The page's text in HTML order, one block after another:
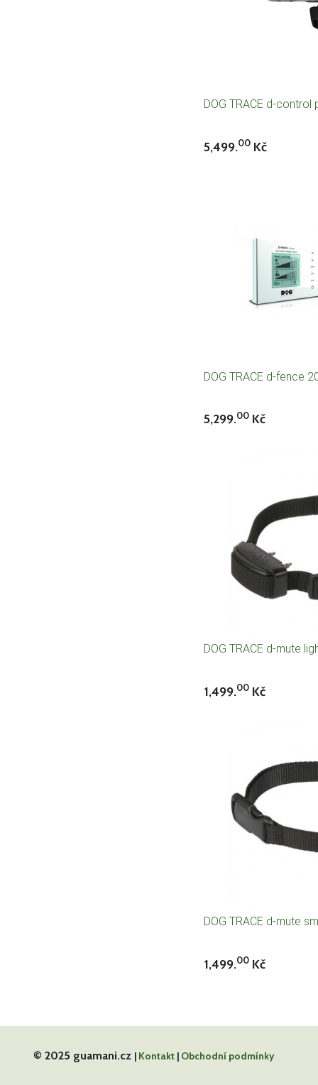
DOG TRACE d-
5,499.00 Kč
DOG TRACE d-fence
5,299.00 Kč
DOG TRACE d-mute
1,499.00 Kč
DOG TRACE d-mute
1,499.00 Kč
© 2025 guamani.cz | Kontakt | Obchodní podmínky